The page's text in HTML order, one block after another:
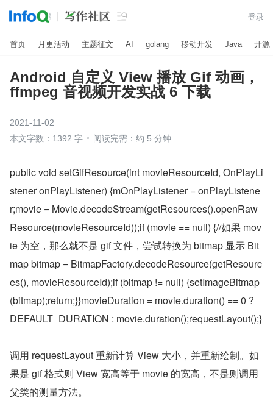
 登录
首页 月更活动 主题征文 AI golang 移动开发 Java 开源
Android 自定义 View 播放 Gif 动画，
ffmpeg 音视频开发实战 6 下载
2021-11-02
本文字数：1392 字
阅读完需：约 5 分钟
public void setGifResource(int movieResourceId, OnPlayLi
stener onPlayListener) {mOnPlayListener = onPlayListene
r;movie = Movie.decodeStream(getResources().openRaw
Resource(movieResourceId));if (movie == null) {//如果 mov
ie 为空，那么就不是 gif 文件，尝试转换为 bitmap 显示 Bit
map bitmap = BitmapFactory.decodeResource(getResourc
es(), movieResourceId);if (bitmap != null) {setImageBitmap
(bitmap);return;}}movieDuration = movie.duration() == 0 ?
DEFAULT_DURATION : movie.duration();requestLayout();}
调用 requestLayout 重新计算 View 大小，并重新绘制。如
果是 gif 格式则 View 宽高等于 movie 的宽高，不是则调用
父类的测量方法。